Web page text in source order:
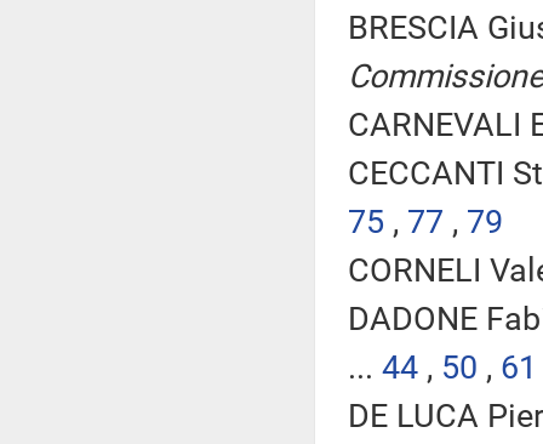
BRESCIA
Commissione
CARNEVALI
CECCANTI
75 , 77 , 79
CORNELI
DADONE
... 44 , 50 , 61
DE LUCA